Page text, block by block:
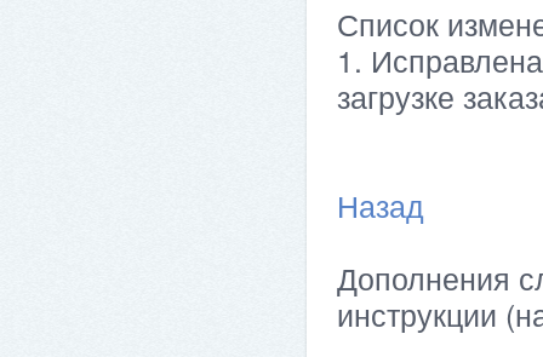
Список
1.
загрузке
Назад
Дополнения
инструкции